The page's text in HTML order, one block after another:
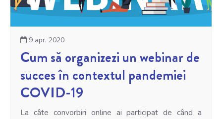
9 apr. 2020
Cum să organizezi un webinar de
succes în contextul pandemiei
COVID-19
La câte convorbiri online ai participat de când a